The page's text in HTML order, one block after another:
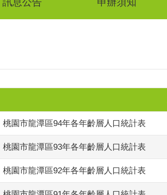
桃園市龍潭區94年各年齡層人口統計表
桃園市龍潭區93年各年齡層人口統計表
桃園市龍潭區92年各年齡層人口統計表